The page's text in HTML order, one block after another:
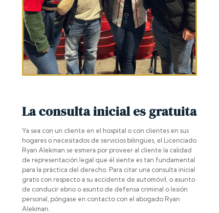
La consulta inicial es gratuita
Ya sea con un cliente en el hospital o con clientes en sus
hogares o necesitados de servicios bilingües, el Licenciado
Ryan Alekman se esmera por proveer al cliente la calidad
de representación legal que él siente es tan fundamental
para la práctica del derecho. Para citar una consulta inicial
gratis con respecto a su accidente de automóvil, o asunto
de conducir ebrio o asunto de defensa criminal o lesión
personal, póngase en contacto con el abogado Ryan
Alekman.